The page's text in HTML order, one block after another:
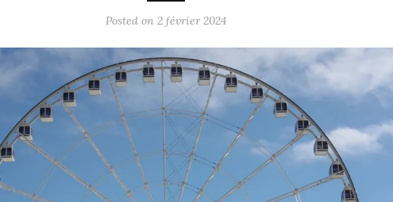
Posted on 2 février 2024